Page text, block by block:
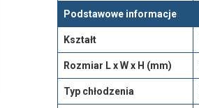
Podstawowe informacje
Kształt
Rozmiar L x W x H (mm)
Typ chłodzenia